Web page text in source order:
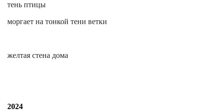
тень птицы
моргает на тонкой тени ветки
желтая стена дома
2024